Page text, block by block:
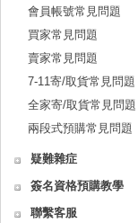
會員帳號常見問題
買家常見問題
賣家常見問題
7-11寄/取貨常見問題
全家寄/取貨常見問題
兩段式預購常見問題
疑難雜症
簽名資格預購教學
聯繫客服